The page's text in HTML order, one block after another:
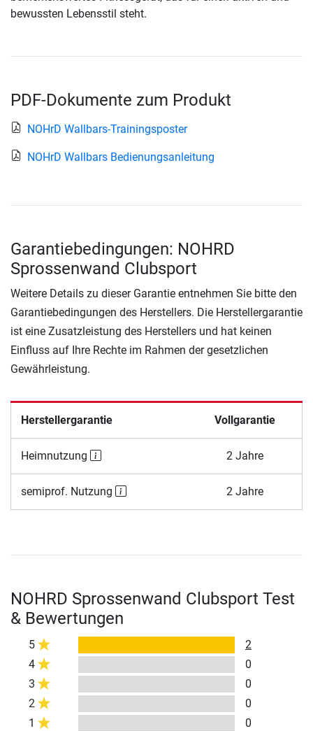
bewussten Lebensstil steht.
PDF-Dokumente zum Produkt
NOHrD Wallbars-Trainingsposter
NOHrD Wallbars Bedienungsanleitung
Garantiebedingungen: NOHRD
Sprossenwand Clubsport
Weitere Details zu dieser Garantie entnehmen Sie bitte den
Garantiebedingungen des Herstellers. Die Herstellergarantie
ist eine Zusatzleistung des Herstellers und hat keinen
Einfluss auf Ihre Rechte im Rahmen der gesetzlichen
Gewährleistung.
Herstellergarantie Vollgarantie
Heimnutzung 2 Jahre
semiprof. Nutzung 2 Jahre
NOHRD Sprossenwand Clubsport Test
& Bewertungen
5
2
4
0
3
0
2
0
1
0